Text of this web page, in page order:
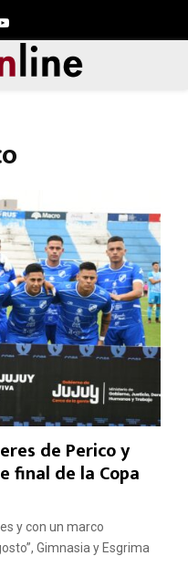
Youtube
de Perico y
final de la Copa
y con un marco
Gimnasia y Esgrima